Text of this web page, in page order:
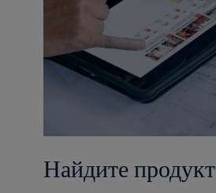
Найдите продукт